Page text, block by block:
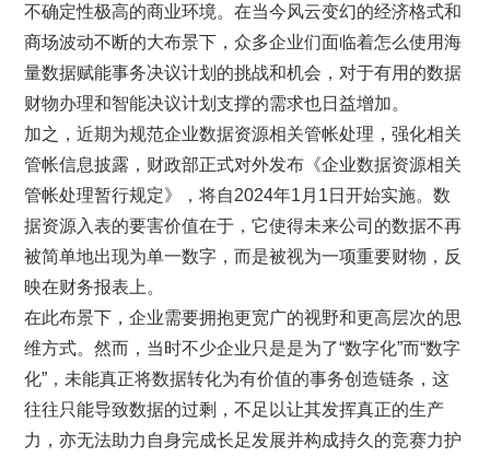
不确定性极高的商业环境。在当今风云变幻的经济格式和
商场波动不断的大布景下，众多企业们面临着怎么使用海
量数据赋能事务决议计划的挑战和机会，对于有用的数据
财物办理和智能决议计划支撑的需求也日益增加。
加之，近期为规范企业数据资源相关管帐处理，强化相关
管帐信息披露，财政部正式对外发布《企业数据资源相关
管帐处理暂行规定》，将自2024年1月1日开始实施。数
据资源入表的要害价值在于，它使得未来公司的数据不再
被简单地出现为单一数字，而是被视为一项重要财物，反
映在财务报表上。
在此布景下，企业需要拥抱更宽广的视野和更高层次的思
维方式。然而，当时不少企业只是是为了“数字化”而“数字
化”，未能真正将数据转化为有价值的事务创造链条，这
往往只能导致数据的过剩，不足以让其发挥真正的生产
力，亦无法助力自身完成长足发展并构成持久的竞赛力护